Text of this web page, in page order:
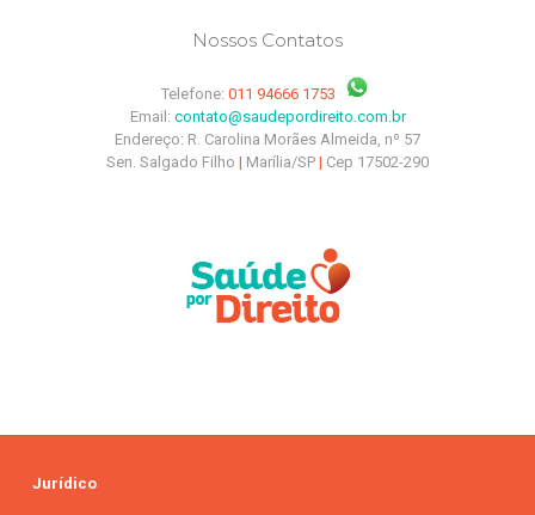
Nossos Contatos
Telefone: 011 94666 1753
Email: contato@saudepordireito.com.br
Endereço: R. Carolina Morães Almeida, nº 57
Sen. Salgado Filho | Marília/SP | Cep 17502-290
Jurídico